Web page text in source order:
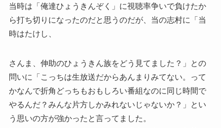
当時は「俺達ひょうきんぞく」に視聴率争いで負けたか
ら打ち切りになったのだと思うのだが、当の志村に「当
時はたけし、
さんま、伸助のひょうきん族をどう見てました？」との
問いに「こっちは生放送だからあんまりみてない。って
かなんで折角どっちもおもしろい番組なのに同じ時間で
やるんだ？みんな片方しかみれないじゃないか？」とい
う思いの方が強かったと言ってました。